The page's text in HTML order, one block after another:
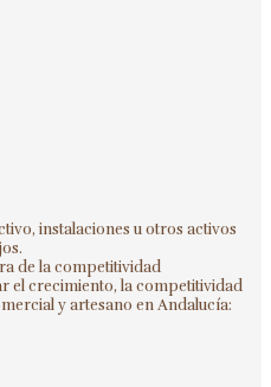
instalaciones u otros activos
de la competitividad
el crecimiento, la competitividad
y artesano en Andalucía: